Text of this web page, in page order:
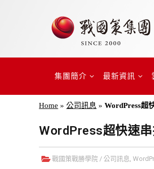
集團簡介 最新資訊
Home »公司訊息 »WordPress超
WordPress超快速
戰國策戰勝學院 /公司訊息,